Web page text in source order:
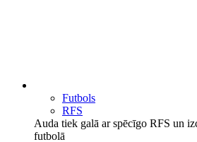
Futbols
RFS
Auda tiek galā ar spēcīgo RFS un
futbolā